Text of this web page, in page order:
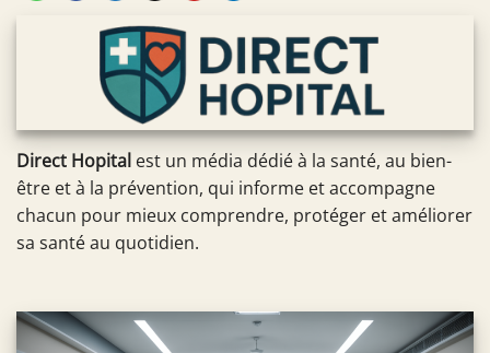
Direct Hopital est un média dédié à la santé, au bien-
être et à la prévention, qui informe et accompagne
chacun pour mieux comprendre, protéger et améliorer
sa santé au quotidien.